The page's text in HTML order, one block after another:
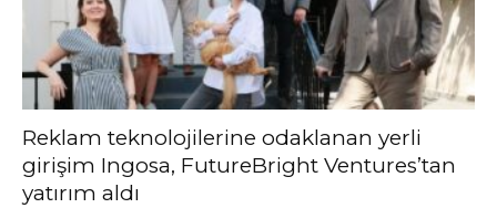
Reklam teknolojilerine odaklanan yerli
girişim Ingosa, FutureBright Ventures’tan
yatırım aldı